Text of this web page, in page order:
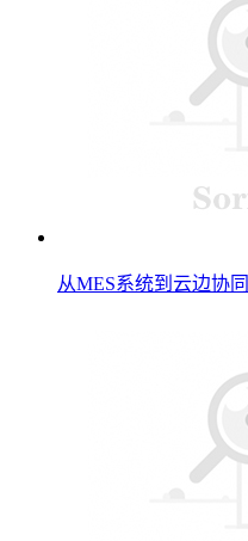
从MES系统到云边协